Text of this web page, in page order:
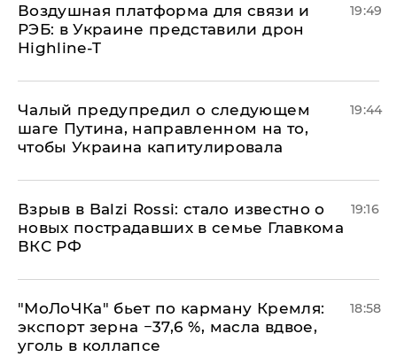
Воздушная платформа для связи и
РЭБ: в Украине представили дрон
Highline-T
19:49
Чалый предупредил о следующем
шаге Путина, направленном на то,
чтобы Украина капитулировала
19:44
Взрыв в Balzi Rossi: стало известно о
новых пострадавших в семье Главкома
ВКС РФ
19:16
​"МоЛоЧКа" бьет по карману Кремля:
экспорт зерна −37,6 %, масла вдвое,
уголь в коллапсе
18:58